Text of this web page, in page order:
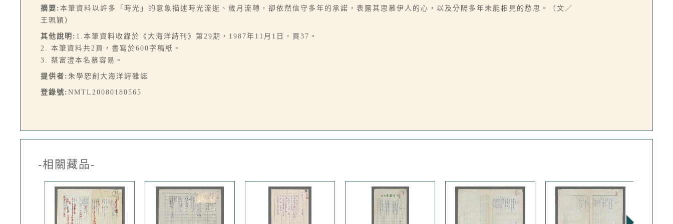
摘要: 本筆資料以許多「時光」的意象描述時光流逝、歲月流轉，卻依然信守多年的承諾，表露其思慕伊人的心，以及分隔多年未能相見的愁思。（文／
王珮穎）
其他說明: 1.本筆資料收錄於《大海洋詩刊》第29期，1987年11月1日，頁37。
2. 本筆資料共2頁，書寫於600字稿紙。
3. 蔡富澧本名慕容易。
提供者: 朱學恕創大海洋詩雜誌
登錄號: NMTL20080180565
-相關藏品-